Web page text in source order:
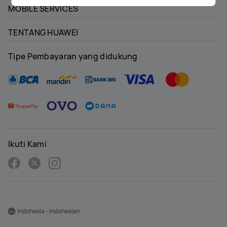
MOBILE SERVICES
TENTANG HUAWEI
Tipe Pembayaran yang didukung
Ikuti Kami
Indonesia - Indonesian